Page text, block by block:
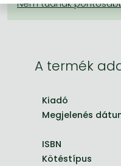
A termék
Kiadó
Megjelenés
ISBN
Kötéstípus